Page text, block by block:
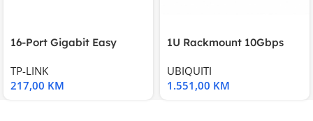
16-Port Gigabit Easy
TP-LINK
217,00 KM
1U Rackmount 10Gbps
UBIQUITI
1.551,00 KM